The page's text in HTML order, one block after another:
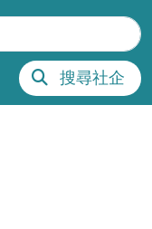
搜尋社企